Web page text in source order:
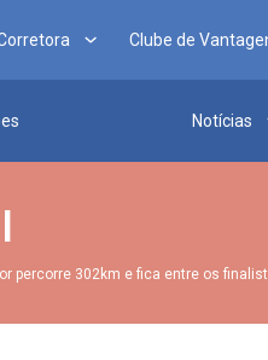
Clube de
Notícias
percorre 302km e fica entre os